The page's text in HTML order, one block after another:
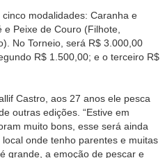
modalidades: Caranha e
Peixe de Couro (Filhote,
No Torneio, será R$ 3.000,00
R$ 1.500,00; e o terceiro R$
Castro, aos 27 anos ele pesca
outras edições. “Estive em
muito bons, esse será ainda
onde tenho parentes e muitas
grande, a emoção de pescar e